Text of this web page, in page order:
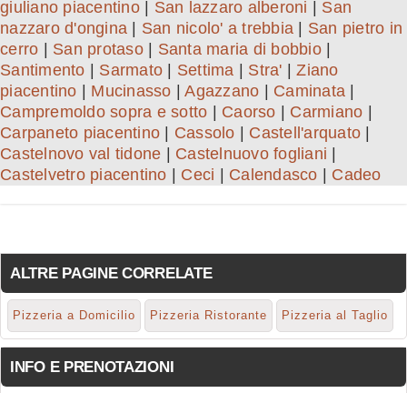
giuliano piacentino| San lazzaro alberoni
San
nazzaro d'ongina
San nicolo' a trebbia
San pietro in
cerro
San protaso| Santa maria di bobbio|
Santimento
Sarmato Settima Stra' |Ziano
piacentino
Mucinasso |Agazzano Caminata
Campremoldo sopra e sotto
Caorso Carmiano
Carpaneto piacentino
Cassolo Castell'arquato
Castelnovo val tidone
Castelnuovo fogliani
Castelvetro piacentino
Ceci Calendasco Cadeo
ALTRE PAGINE CORRELATE
Pizzeria a Domicilio Pizzeria Ristorante Pizzeria al Taglio
INFO E PRENOTAZIONI